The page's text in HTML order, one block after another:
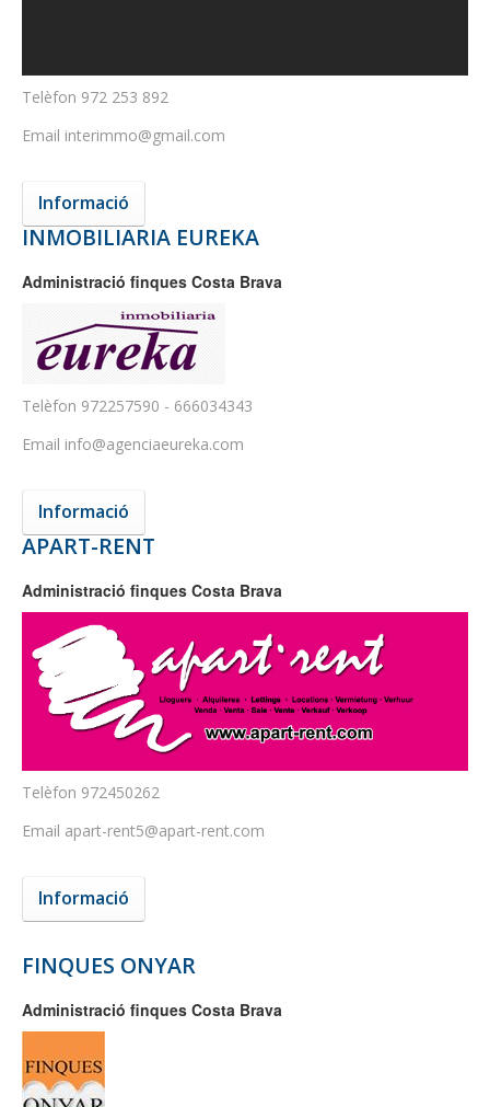
Telèfon 972 253 892
Email interimmo@gmail.com
Informació
INMOBILIARIA EUREKA
Administració finques Costa Brava
Telèfon 972257590 - 666034343
Email info@agenciaeureka.com
Informació
APART-RENT
Administració finques Costa Brava
Telèfon 972450262
Email apart-rent5@apart-rent.com
Informació
FINQUES ONYAR
Administració finques Costa Brava